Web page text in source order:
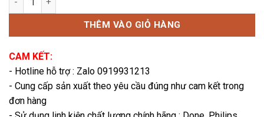
THÊM VÀO GIỎ HÀNG
CAM KẾT:
- Hotline hỗ trợ : Zalo 0919931213
- Cung cấp sản xuất theo yêu cầu đúng như cam kết trong
đơn hàng